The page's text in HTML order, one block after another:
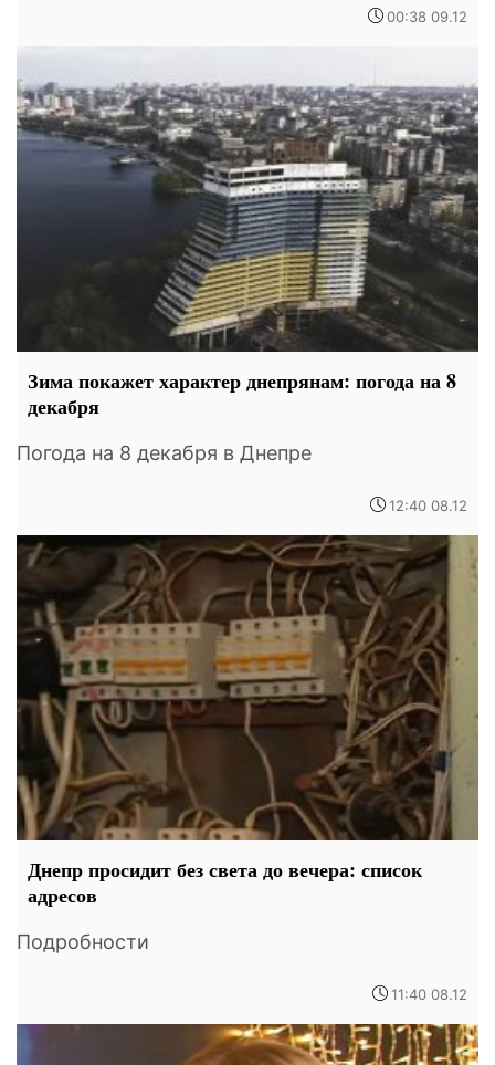
00:38 09.12
Зима покажет характер днепрянам: погода на 8
декабря
Погода на 8 декабря в Днепре
12:40 08.12
Днепр просидит без света до вечера: список
адресов
Подробности
11:40 08.12